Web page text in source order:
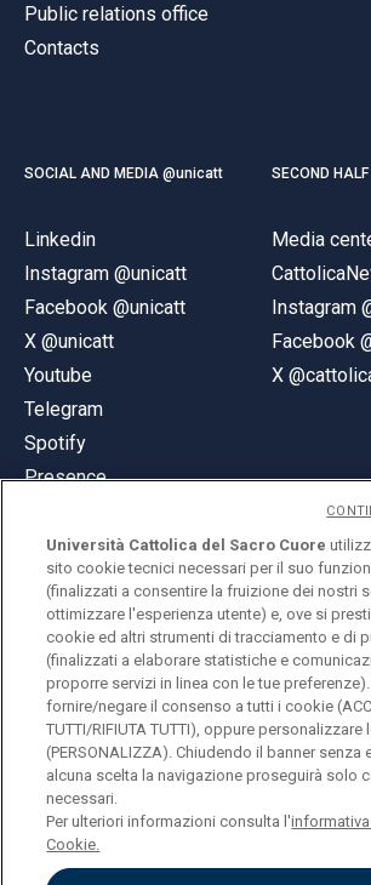
Public relations office
Contacts
SOCIAL AND MEDIA @unicatt
Linkedin
Instagram @unicatt
Facebook @unicatt
X @unicatt
Youtube
Telegram
Spotify
Presence
SECOND HALF
Media
Instagram
Facebook
X
© Università Cattolica del Sacro Cuore
Largo A. Gemelli 1, 20123 Milan
PI 02133120150
ENGLISH
Università Cattolica del Sacro Cuore
sito cookie tecnici necessari per il suo
(finalizzati a consentire la fruizione dei nostri
ottimizzare l'esperienza utente) e, ove si
cookie ed altri strumenti di tracciamento e di
(finalizzati a elaborare statistiche e
proporre servizi in linea con le tue preferenze).
fornire/negare il consenso a tutti i cookie
TUTTI/RIFIUTA TUTTI), oppure personalizzare
(PERSONALIZZA). Chiudendo il banner senza
alcuna scelta la navigazione proseguirà solo
necessari.
Per ulteriori informazioni consulta l'
Cookie.